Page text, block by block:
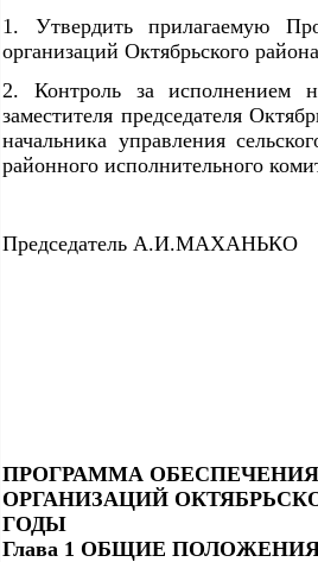
1. Утвердить прилагаемую
организаций Октябрьского
2. Контроль за исполнением
заместителя председателя
начальника управления
районного исполнительного
Председатель А.И.МАХАНЬКО
ПРОГРАММА
ОРГАНИЗАЦИЙ
ГОДЫ
Глава 1 ОБЩИЕ